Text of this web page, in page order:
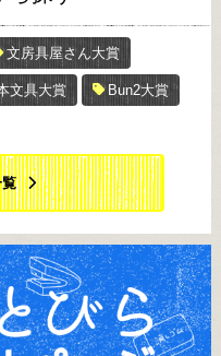
文房具屋さん大賞
文具大賞 Bun2大賞
覧